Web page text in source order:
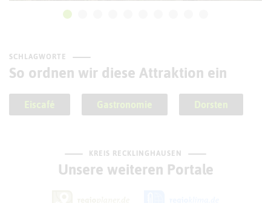
SCHLAGWORTE
So ordnen wir diese Attraktion ein
Eiscafé Gastronomie Dorsten
KREIS RECKLINGHAUSEN
Unsere weiteren Portale